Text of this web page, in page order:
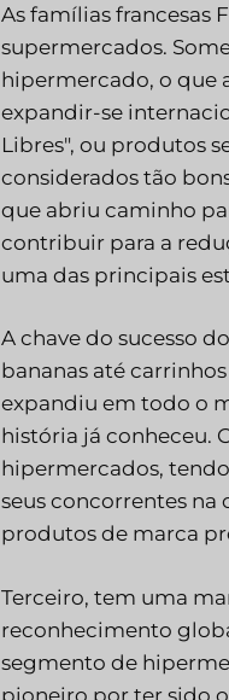
As famílias francesas
supermercados.
hipermercado, o que
expandir-se
Libres", ou produtos
considerados tão
que abriu caminho
contribuir para a
uma das principais
A chave do sucesso
bananas até
expandiu em todo o
história já conheceu.
hipermercados,
seus concorrentes
produtos de marca
Terceiro, tem uma
reconhecimento
segmento de
pioneiro por ter sido